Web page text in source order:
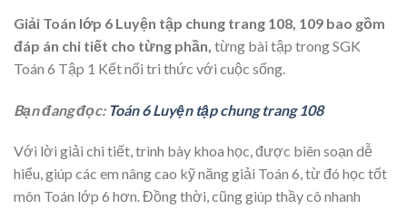
Giải Toán lớp 6 Luyện tập chung trang 108, 109 bao gồm
đáp án chi tiết cho từng phần, từng bài tập trong SGK
Toán 6 Tập 1 Kết nối tri thức với cuộc sống.
Bạn đang đọc: Toán 6 Luyện tập chung trang 108
Với lời giải chi tiết, trình bày khoa học, được biên soạn dễ
hiểu, giúp các em nâng cao kỹ năng giải Toán 6, từ đó học tốt
môn Toán lớp 6 hơn. Đồng thời, cũng giúp thầy cô nhanh